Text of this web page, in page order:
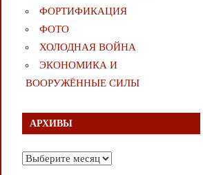
ФОРТИФИКАЦИЯ
ФОТО
ХОЛОДНАЯ ВОЙНА
ЭКОНОМИКА И
ВООРУЖЁННЫЕ СИЛЫ
АРХИВЫ
Архивы